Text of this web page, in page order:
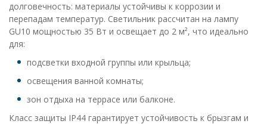
долговечность: материалы устойчивы к коррозии и
перепадам температур. Светильник рассчитан на лампу
GU10 мощностью 35 Вт и освещает до 2 м², что идеально
для:
подсветки входной группы или крыльца;
освещения ванной комнаты;
зон отдыха на террасе или балконе.
Класс защиты IP44 гарантирует устойчивость к брызгам и